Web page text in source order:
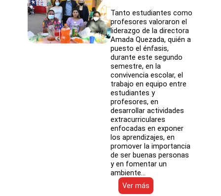
Tanto estudiantes como
profesores valoraron el
liderazgo de la directora
Amada Quezada, quién a
puesto el énfasis,
durante este segundo
semestre, en la
convivencia escolar, el
trabajo en equipo entre
estudiantes y
profesores, en
desarrollar actividades
extracurriculares
enfocadas en exponer
los aprendizajes, en
promover la importancia
de ser buenas personas
y en fomentar un
ambiente…
Ver más
Con